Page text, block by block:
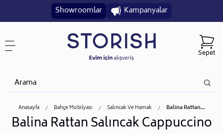
Showroomlar Kampanyalar
Sepet
Anasayfa Bahçe Mobilyası Salıncak Ve Hamak Balina Rattan...
Balina Rattan Salıncak Cappuccino